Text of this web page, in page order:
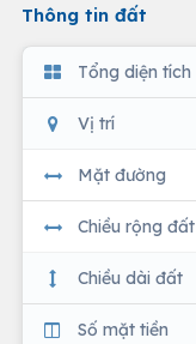
Thông tin đất
Tổng diện tích
Vị trí
Mặt đường
Chiều rộng đất
Chiều dài đất
Số mặt tiền